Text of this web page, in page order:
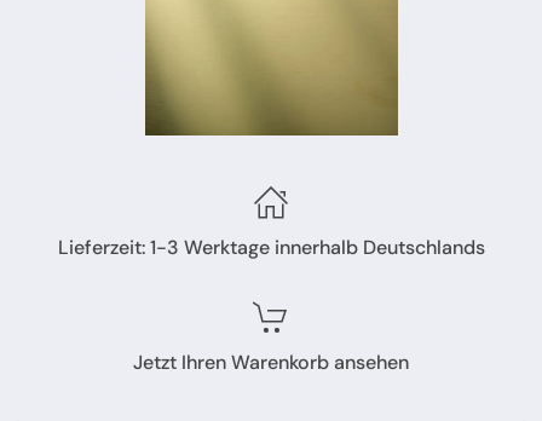
Lieferzeit: 1-3 Werktage innerhalb Deutschlands
Jetzt Ihren Warenkorb ansehen